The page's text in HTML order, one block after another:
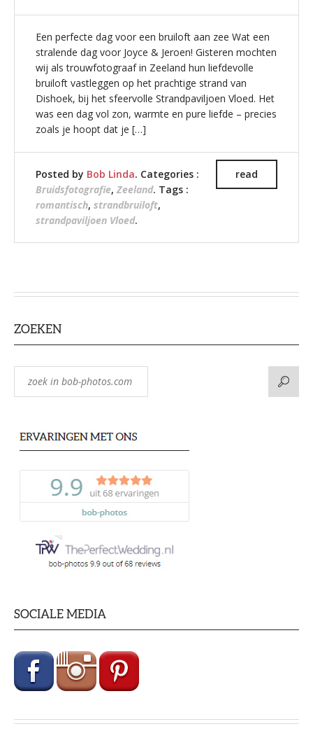
Een perfecte dag voor een bruiloft aan zee Wat een
stralende dag voor Joyce & Jeroen! Gisteren mochten
wij als trouwfotograaf in Zeeland hun liefdevolle
bruiloft vastleggen op het prachtige strand van
Dishoek, bij het sfeervolle Strandpaviljoen Vloed. Het
was een dag vol zon, warmte en pure liefde – precies
zoals je hoopt dat je […]
read
Posted by Bob Linda. Categories :
Bruidsfotografie, Zeeland. Tags :
romantisch, strandbruiloft,
strandpaviljoen Vloed.
ZOEKEN
SOCIALE MEDIA